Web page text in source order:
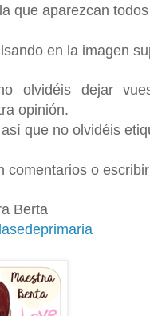
que aparezcan
en la imagen
dejar
opinión.
que no olvidéis
comentarios o
Berta